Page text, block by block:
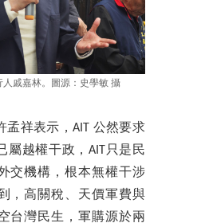
人戚嘉林。圖源：史學敏 攝
孟祥表示，AIT 公然要求
屬越權干政，AIT只是民
交機構，根本無權干涉
，高關稅、天價軍費與
台灣民生，軍購源於兩